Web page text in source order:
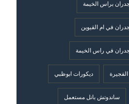
براس الخيمة
في ام القيوين
في راس الخيمة
ديكورات ابوظبي
ساندوتش بانل مستعمل